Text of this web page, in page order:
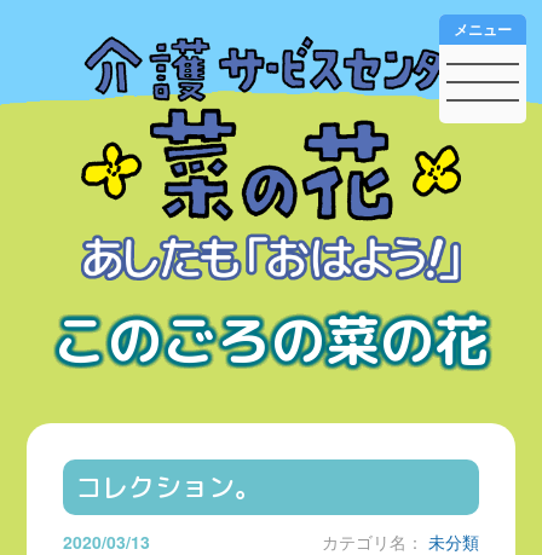
このごろの菜の花
メニュー
コレクション。
2020/03/13 カテゴリ名： 未分類